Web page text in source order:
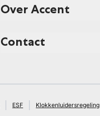
Over Accent
Contact
ESF
Klokkenluidersregeling